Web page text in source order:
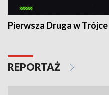
Pierwsza Druga w Trójce
REPORTAŻ